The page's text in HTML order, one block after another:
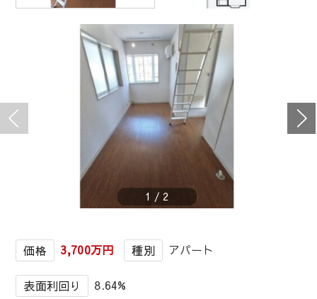
1 / 2
価格 3,700万円 種別 アパート
表面利回り 8.64%